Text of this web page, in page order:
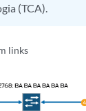
(TCA).
links